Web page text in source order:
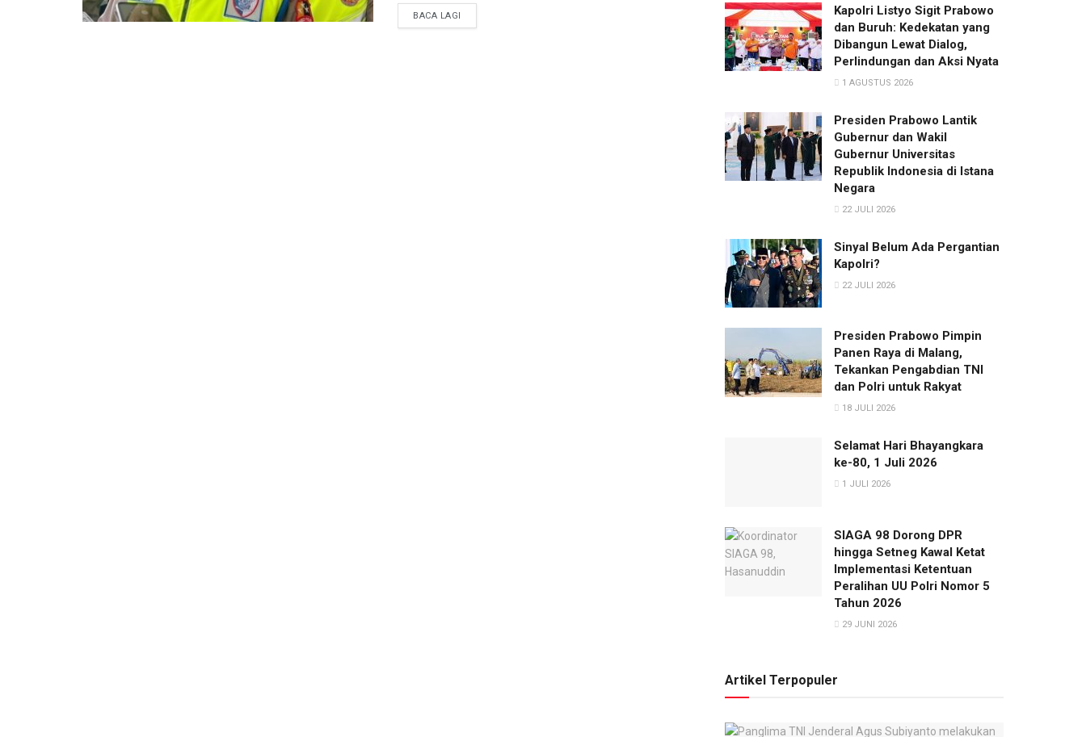
BACA LAGI
Kapolri Listyo Sigit Prabowo
dan Buruh: Kedekatan yang
Dibangun Lewat Dialog,
Perlindungan dan Aksi Nyata
1 AGUSTUS 2026
Presiden Prabowo Lantik
Gubernur dan Wakil
Gubernur Universitas
Republik Indonesia di Istana
Negara
22 JULI 2026
Sinyal Belum Ada Pergantian
Kapolri?
22 JULI 2026
Presiden Prabowo Pimpin
Panen Raya di Malang,
Tekankan Pengabdian TNI
dan Polri untuk Rakyat
18 JULI 2026
Selamat Hari Bhayangkara
ke-80, 1 Juli 2026
1 JULI 2026
SIAGA 98 Dorong DPR
hingga Setneg Kawal Ketat
Implementasi Ketentuan
Peralihan UU Polri Nomor 5
Tahun 2026
29 JUNI 2026
Artikel Terpopuler